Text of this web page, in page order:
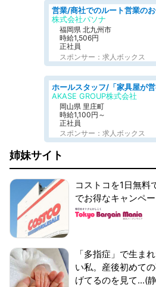
株式会社パソナ
福岡県 北九州市
時給1,506円
正社員
スポンサー：求人ボックス
AKASE GROUP株式会社
岡山県 里庄町
時給1,100円～
正社員
スポンサー：求人ボックス
姉妹サイト
コストコを1日無料
でお得なキャンペ
「多指症」で生ま
い私。産後初めて
げてるのを見て...(